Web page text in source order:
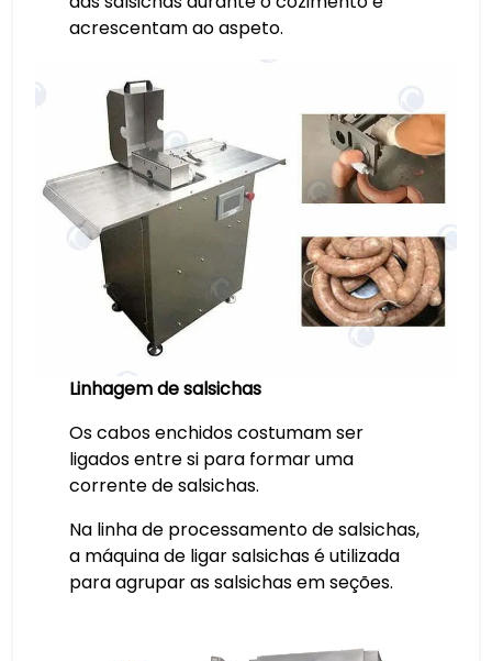
acrescentam ao aspeto.
Linhagem de salsichas
Os cabos enchidos costumam ser
ligados entre si para formar uma
corrente de salsichas.
Na linha de processamento de salsichas,
a máquina de ligar salsichas é utilizada
para agrupar as salsichas em seções.